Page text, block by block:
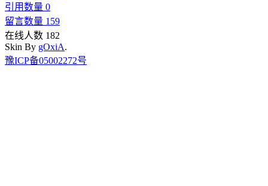
引用数量 0
留言数量 159
在线人数 182
Skin By gOxiA.
豫ICP备05002272号